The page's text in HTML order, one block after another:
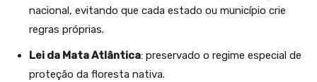
nacional, evitando que cada estado ou município crie
regras próprias.
Lei da Mata Atlântica: preservado o regime especial de
proteção da floresta nativa.